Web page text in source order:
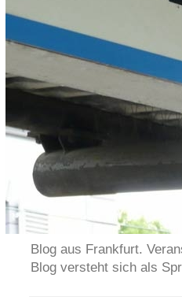
Blog aus Frankfurt.
Blog versteht sich als